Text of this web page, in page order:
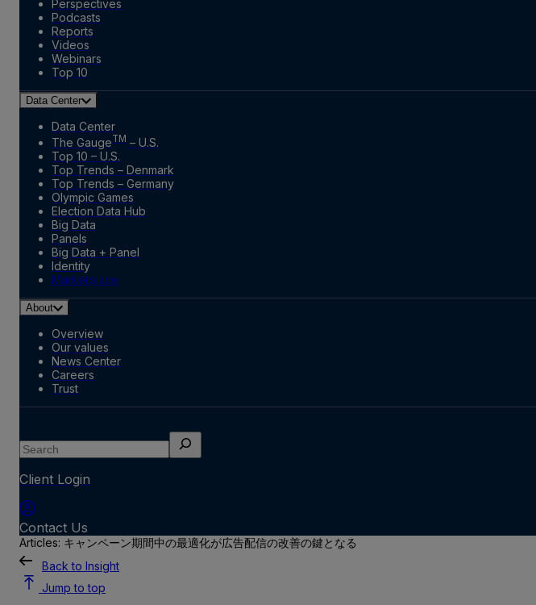
Perspectives
Podcasts
Reports
Videos
Webinars
Top 10
Data Center
Data Center
The GaugeTM – U.S.
Top 10 – U.S.
Top Trends – Denmark
Top Trends – Germany
Olympic Games
Election Data Hub
Big Data
Panels
Big Data + Panel
Identity
Marketplace
About
Overview
Our values
News Center
Careers
Trust
Search
Client Login
Contact Us
Articles: キャンペーン期間中の最適化が広告配信の改善の鍵となる
Back to Insight
Jump to top